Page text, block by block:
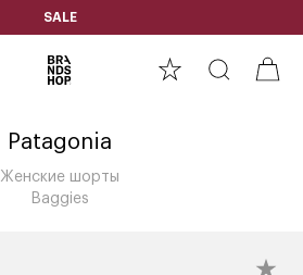
SALE
Patagonia
Женские шорты
Baggies